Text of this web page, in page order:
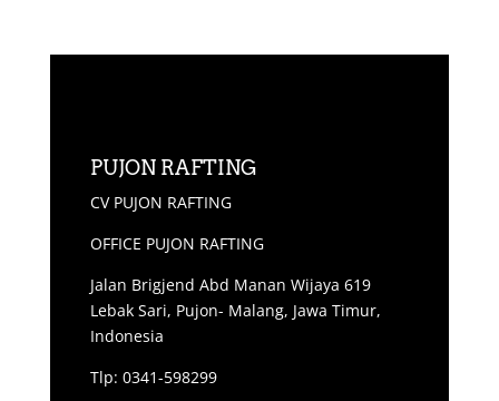
PUJON RAFTING
CV PUJON RAFTING
OFFICE PUJON RAFTING
Jalan Brigjend Abd Manan Wijaya 619
Lebak Sari, Pujon- Malang, Jawa Timur,
Indonesia
Tlp: 0341-598299